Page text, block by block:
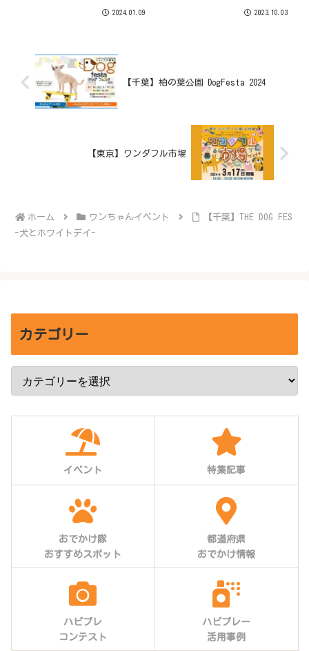
2024.01.09 2023.10.03
【千葉】柏の葉公園 DogFesta 2024
【東京】ワンダフル市場
ホーム ワンちゃんイベント
【千葉】THE DOG FES
-犬とホワイトデイ-
カテゴリー
イベント 特集記事
おでかけ隊
おすすめスポット
都道府県
おでかけ情報
ハピプレ
コンテスト
ハピプレー
活用事例